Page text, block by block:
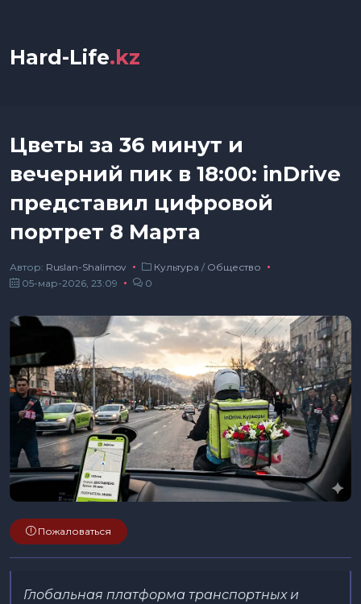
Hard-Life.kz
Цветы за 36 минут и
вечерний пик в 18:00: inDrive
представил цифровой
портрет 8 Марта
Автор: Ruslan-Shalimov Культура / Общество
05-мар-2026, 23:09
0
Пожаловаться
Глобальная платформа транспортных и